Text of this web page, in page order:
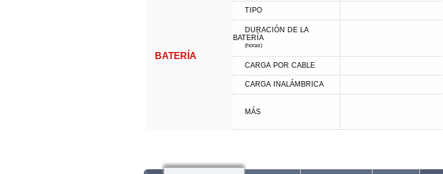
BATERÍA
TIPO
DURACIÓN DE LA
BATERÍA
(horas)
CARGA POR CABLE
CARGA INALÁMBRICA
MÁS